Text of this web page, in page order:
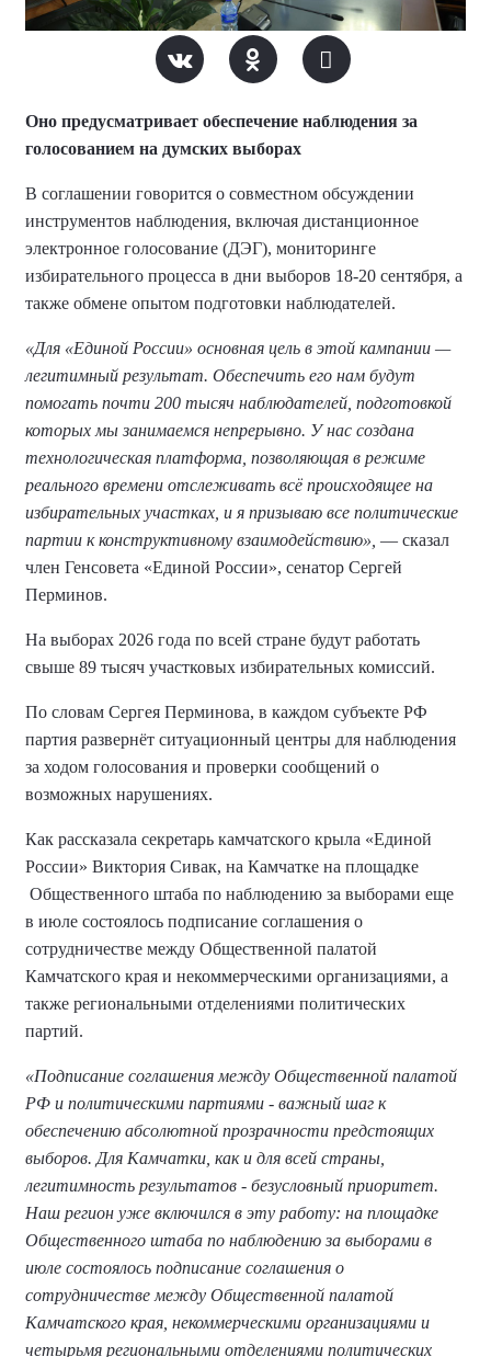
Оно предусматривает обеспечение наблюдения за
голосованием на думских выборах
В соглашении говорится о совместном обсуждении
инструментов наблюдения, включая дистанционное
электронное голосование (ДЭГ), мониторинге
избирательного процесса в дни выборов 18-20 сентября, а
также обмене опытом подготовки наблюдателей.
«Для «Единой России» основная цель в этой кампании —
легитимный результат. Обеспечить его нам будут
помогать почти 200 тысяч наблюдателей, подготовкой
которых мы занимаемся непрерывно. У нас создана
технологическая платформа, позволяющая в режиме
реального времени отслеживать всё происходящее на
избирательных участках, и я призываю все политические
партии к конструктивному взаимодействию», — сказал
член Генсовета «Единой России», сенатор Сергей
Перминов.
На выборах 2026 года по всей стране будут работать
свыше 89 тысяч участковых избирательных комиссий.
По словам Сергея Перминова, в каждом субъекте РФ
партия развернёт ситуационный центры для наблюдения
за ходом голосования и проверки сообщений о
возможных нарушениях.
Как рассказала секретарь камчатского крыла «Единой
России» Виктория Сивак, на Камчатке на площадке
Общественного штаба по наблюдению за выборами еще
в июле состоялось подписание соглашения о
сотрудничестве между Общественной палатой
Камчатского края и некоммерческими организациями, а
также региональными отделениями политических
партий.
«Подписание соглашения между Общественной палатой
РФ и политическими партиями - важный шаг к
обеспечению абсолютной прозрачности предстоящих
выборов. Для Камчатки, как и для всей страны,
легитимность результатов - безусловный приоритет.
Наш регион уже включился в эту работу: на площадке
Общественного штаба по наблюдению за выборами в
июле состоялось подписание соглашения о
сотрудничестве между Общественной палатой
Камчатского края, некоммерческими организациями и
четырьмя региональными отделениями политических